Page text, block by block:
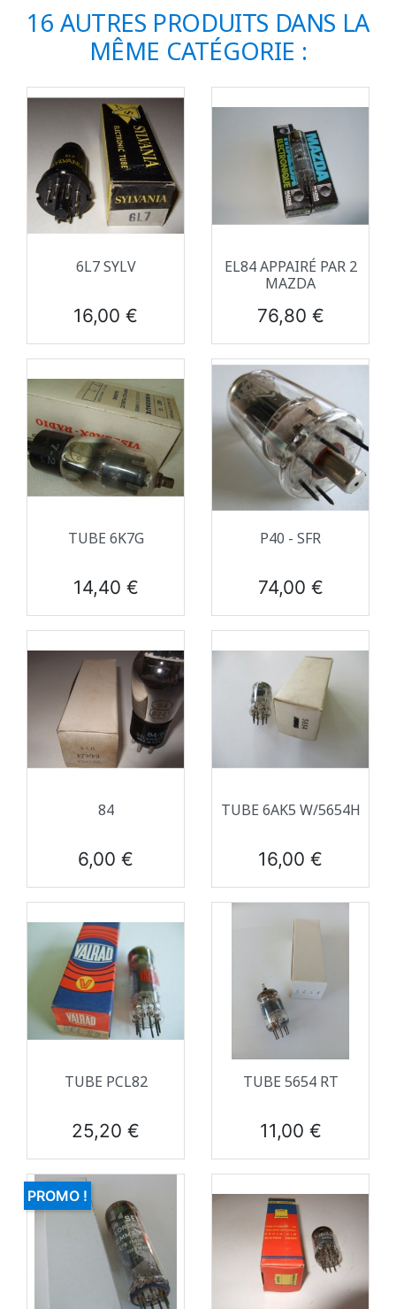
16 AUTRES PRODUITS DANS LA
MÊME CATÉGORIE :
6L7 SYLV
Prix
16,00 €
EL84 APPAIRÉ PAR 2
MAZDA
Prix
76,80 €
TUBE 6K7G
Prix
14,40 €
P40 - SFR
Prix
74,00 €
84
Prix
6,00 €
TUBE 6AK5 W/5654H
Prix
16,00 €
TUBE PCL82
Prix
25,20 €
TUBE 5654 RT
Prix
11,00 €
PROMO !